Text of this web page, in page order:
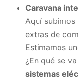
Caravana
Aquí
extras de
Estimamos
¿En qué se
sistemas